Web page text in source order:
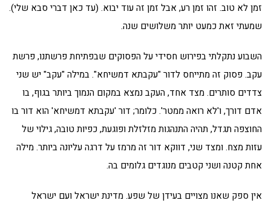
זמן לא טוב. זהו זמן רע, אבל זמן זה עוד יבוא. (עד כאן דברי סבא שלי).
שמעתי זאת כמעט יותר משלושים שנה.
השבוע נתקלתי בפירוש חסידי על הפסוקים שבפתיחת פרשתנו, פרשת
עקב. פסוק זה מתייחס לדור "עקבתא דמשיחא". במילה "עקב" יש שני
צדדים סותרים. מצד אחד, העקב נמצא במקום הנמוך ביותר בגוף, בו
אדם דורך, ו'לא רואה ממטר'. כלומר; דור 'עקבתא דמשיחא' הוא דור בו
החוצפה תגדל, תהיה התנהגות מזלזלת ופוגעת, כפיות טובה, גילוי של
עזות מצח. ומצד שני, דווקא דור זה מרמז על דרגה עליונה ביותר. מילה
אחת קטנה ושני קטבים מנוגדים גלומים בה.
אין ספק שאנו מצויים בעידן של שפע. מדינת ישראל ועם ישראל